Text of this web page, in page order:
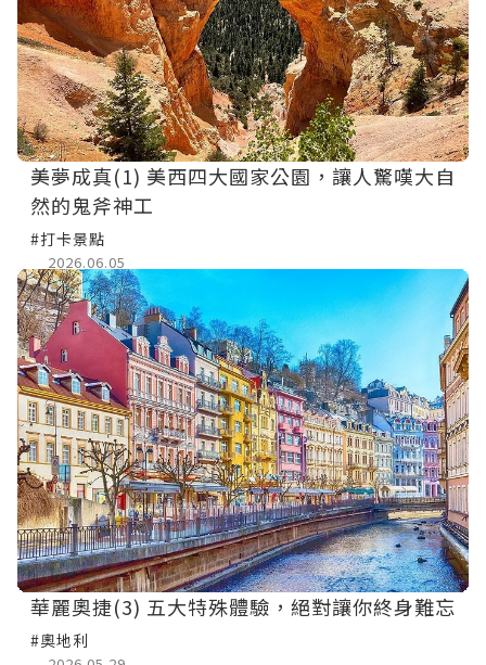
美夢成真(1) 美西四大國家公園，讓人驚嘆大自
然的鬼斧神工
#打卡景點
2026.06.05
華麗奧捷(3) 五大特殊體驗，絕對讓你終身難忘
#奧地利